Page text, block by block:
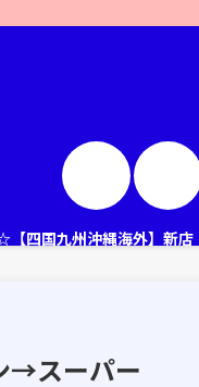
【四国九州沖縄海外】新店
→スーパー